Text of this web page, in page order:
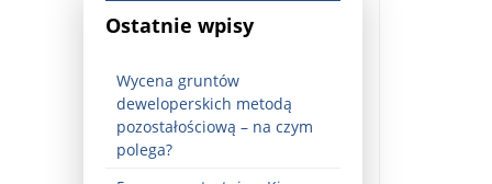
Najstarsza muzyka świata ...
Ostatnie wpisy
Wycena gruntów
deweloperskich metodą
pozostałościową – na czym
polega?